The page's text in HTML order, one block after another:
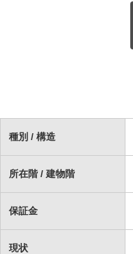
種別 / 構造
所在階 / 建物階
保証金
現状